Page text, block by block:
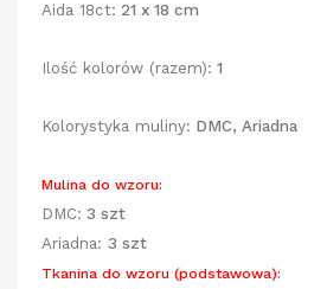
Aida 18ct: 21 x 18 cm
Ilość kolorów (razem): 1
Kolorystyka muliny: DMC, Ariadna
Mulina do wzoru:
DMC: 3 szt
Ariadna: 3 szt
Tkanina do wzoru (podstawowa):